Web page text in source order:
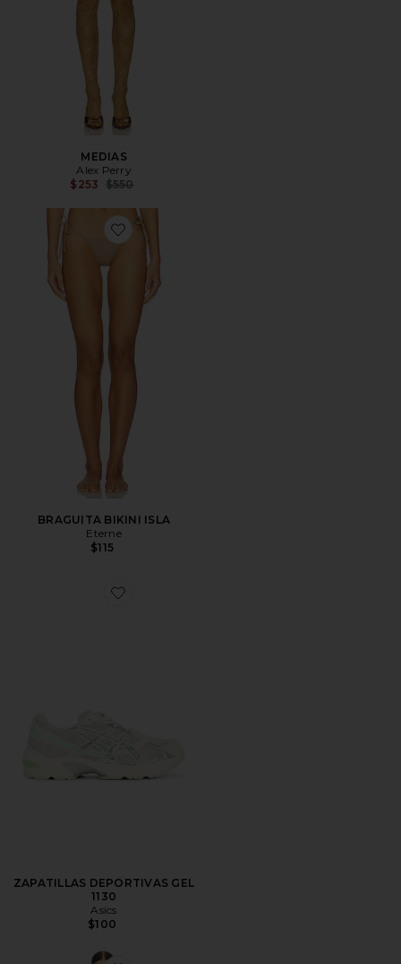
MEDIAS
Alex Perry
$253 Previous price:
$550
Favorite BRAGUITA BIKINI ISLA
BRAGUITA BIKINI ISLA
Eterne
$115
Favorite ZAPATILLAS DEPORTIVAS GEL 1130
ZAPATILLAS DEPORTIVAS GEL
1130
Asics
$100